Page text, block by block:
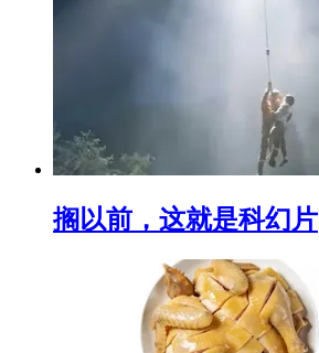
搁以前，这就是科幻片